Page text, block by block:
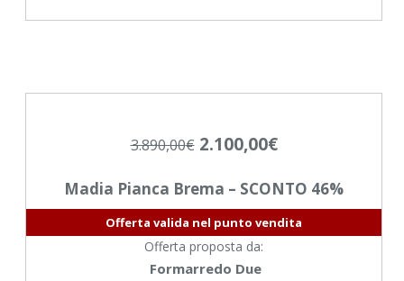
3.890,00€ 2.100,00€
Madia Pianca Brema – SCONTO 46%
Offerta valida nel punto vendita
Offerta proposta da:
Formarredo Due